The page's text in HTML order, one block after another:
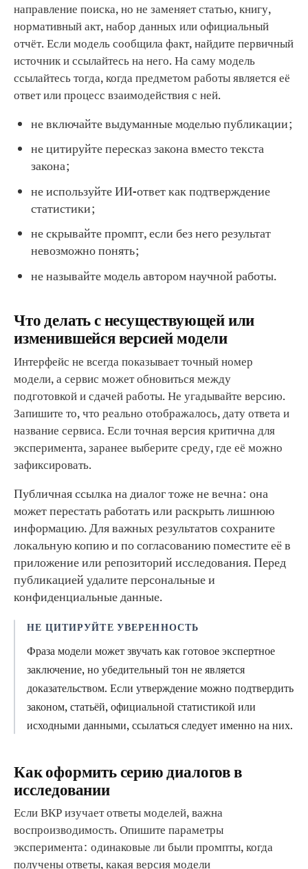
направление поиска, но не заменяет статью, книгу,
нормативный акт, набор данных или официальный
отчёт. Если модель сообщила факт, найдите первичный
источник и ссылайтесь на него. На саму модель
ссылайтесь тогда, когда предметом работы является её
ответ или процесс взаимодействия с ней.
не включайте выдуманные моделью публикации;
не цитируйте пересказ закона вместо текста
закона;
не используйте ИИ-ответ как подтверждение
статистики;
не скрывайте промпт, если без него результат
невозможно понять;
не называйте модель автором научной работы.
Что делать с несуществующей или
изменившейся версией модели
Интерфейс не всегда показывает точный номер
модели, а сервис может обновиться между
подготовкой и сдачей работы. Не угадывайте версию.
Запишите то, что реально отображалось, дату ответа и
название сервиса. Если точная версия критична для
эксперимента, заранее выберите среду, где её можно
зафиксировать.
Публичная ссылка на диалог тоже не вечна: она
может перестать работать или раскрыть лишнюю
информацию. Для важных результатов сохраните
локальную копию и по согласованию поместите её в
приложение или репозиторий исследования. Перед
публикацией удалите персональные и
конфиденциальные данные.
НЕ ЦИТИРУЙТЕ УВЕРЕННОСТЬ
Фраза модели может звучать как готовое экспертное
заключение, но убедительный тон не является
доказательством. Если утверждение можно подтвердить
законом, статьёй, официальной статистикой или
исходными данными, ссылаться следует именно на них.
Как оформить серию диалогов в
исследовании
Если ВКР изучает ответы моделей, важна
воспроизводимость. Опишите параметры
эксперимента: одинаковые ли были промпты, когда
получены ответы, какая версия модели